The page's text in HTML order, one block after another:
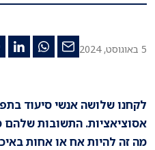
5 באוגוסט, 2024
לקחנו שלושה אנשי סיעוד
אסוציאציות. התשובות
מה זה להיות אח או אחות